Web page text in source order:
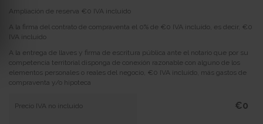
Ampliación de reserva €0 IVA incluido
A la firma del contrato de compraventa el 0% de €0 IVA incluido, es decir, €0
IVA incluido
A la entrega de llaves y firma de escritura pública ante el notario que por su
competencia territorial disponga de conexión razonable con alguno de los
elementos personales o reales del negocio, €0 IVA incluido, más gastos de
compraventa y/o hipoteca
Precio IVA no incluido €0